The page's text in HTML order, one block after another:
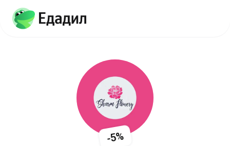
-5%